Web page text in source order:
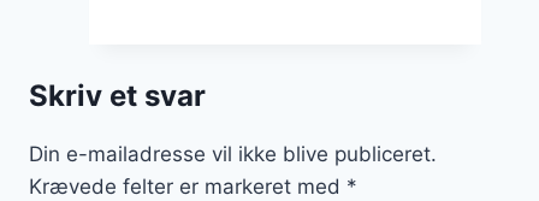
Skriv et svar
Din e-mailadresse vil ikke blive publiceret.
Krævede felter er markeret med *